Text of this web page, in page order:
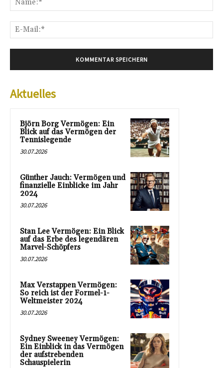
Aktuelles
Björn Borg Vermögen: Ein
Blick auf das Vermögen der
Tennislegende
30.07.2026
Günther Jauch: Vermögen und
finanzielle Einblicke im Jahr
2024
30.07.2026
Stan Lee Vermögen: Ein Blick
auf das Erbe des legendären
Marvel-Schöpfers
30.07.2026
Max Verstappen Vermögen:
So reich ist der Formel-1-
Weltmeister 2024
30.07.2026
Sydney Sweeney Vermögen:
Ein Einblick in das Vermögen
der aufstrebenden
Schauspielerin